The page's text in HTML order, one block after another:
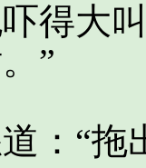
大叫
”
“拖